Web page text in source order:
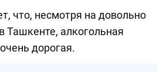
что, несмотря на довольно
Ташкенте, алкогольная
дорогая.